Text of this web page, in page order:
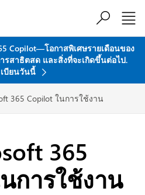
Copilot—โอกาสพิเศษรายเดือนของ
สาธิตสด และสิ่งที่จะเกิดขึ้นต่อไป.
บียนวันนี้
365 Copilot ในการใช้งาน
365
การใช้งาน